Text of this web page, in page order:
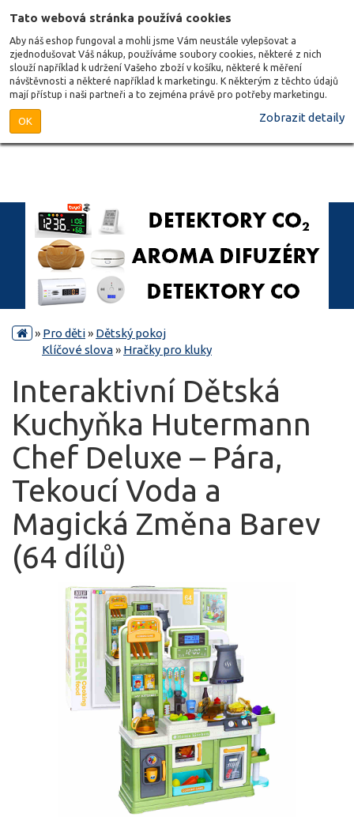
Tato webová stránka používá cookies
Aby náš eshop fungoval a mohli jsme Vám neustále vylepšovat a
zjednodušovat Váš nákup, používáme soubory cookies, některé z nich
slouží například k udržení Vašeho zboží v košíku, některé k měření
návštěvnosti a některé například k marketingu. K některým z těchto údajů
mají přístup i naši partneři a to zejména právě pro potřeby marketingu.
OK Zobrazit detaily
» Pro děti» Dětský pokoj
Klíčové slova» Hračky pro kluky
Interaktivní Dětská
Kuchyňka Hutermann
Chef Deluxe – Pára,
Tekoucí Voda a
Magická Změna Barev
(64 dílů)